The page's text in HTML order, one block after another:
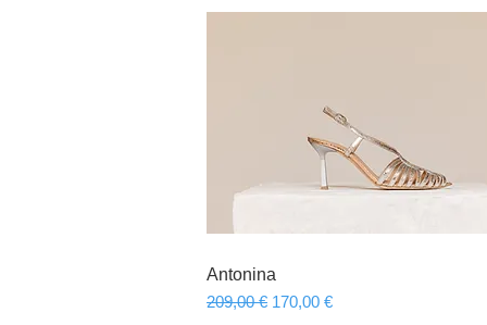
Αntonina
Κανονική τιμή
209,00 € Τιμή Έκπτωσης
170,00 €